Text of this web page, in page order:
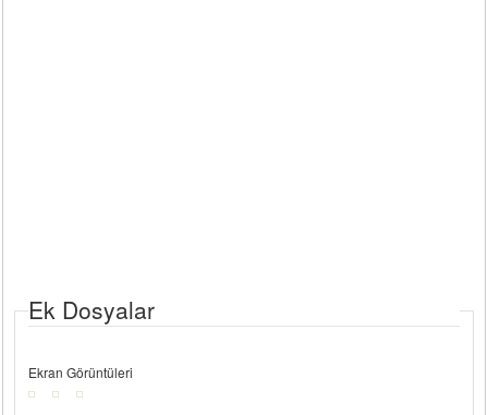
Ek Dosyalar
Ekran Görüntüleri